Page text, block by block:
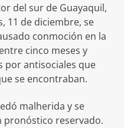
del sur de Guayaquil,
11 de diciembre, se
conmoción en la
cinco meses y
por antisociales que
se encontraban.
malherida y se
pronóstico reservado.